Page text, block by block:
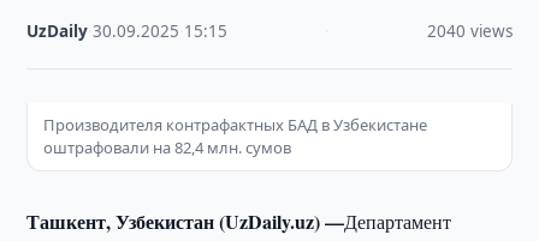
UzDaily ·30.09.2025 15:15 2040 views
Производителя контрафактных БАД в Узбекистане
оштрафовали на 82,4 млн. сумов
Ташкент, Узбекистан (UzDaily.uz) —Департамент